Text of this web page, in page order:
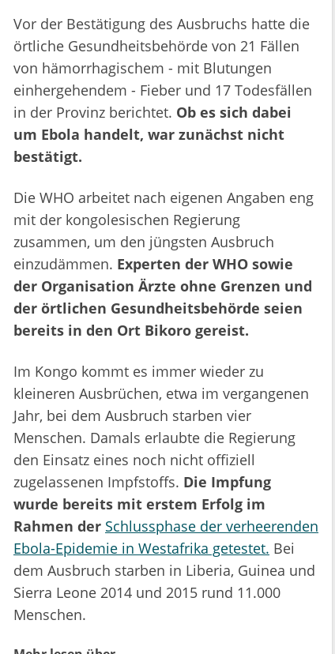
Vor der Bestätigung des Ausbruchs hatte die
örtliche Gesundheitsbehörde von 21 Fällen
von hämorrhagischem - mit Blutungen
einhergehendem - Fieber und 17 Todesfällen
in der Provinz berichtet. Ob es sich dabei
um Ebola handelt, war zunächst nicht
bestätigt.
Die WHO arbeitet nach eigenen Angaben eng
mit der kongolesischen Regierung
zusammen, um den jüngsten Ausbruch
einzudämmen. Experten der WHO sowie
der Organisation Ärzte ohne Grenzen und
der örtlichen Gesundheitsbehörde seien
bereits in den Ort Bikoro gereist.
Im Kongo kommt es immer wieder zu
kleineren Ausbrüchen, etwa im vergangenen
Jahr, bei dem Ausbruch starben vier
Menschen. Damals erlaubte die Regierung
den Einsatz eines noch nicht offiziell
zugelassenen Impfstoffs. Die Impfung
wurde bereits mit erstem Erfolg im
Rahmen der Schlussphase der verheerenden
Ebola-Epidemie in Westafrika getestet. Bei
dem Ausbruch starben in Liberia, Guinea und
Sierra Leone 2014 und 2015 rund 11.000
Menschen.